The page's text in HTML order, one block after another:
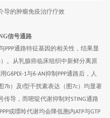
导的肿瘤免疫治疗疗效
信号通路
PPP通路特征基因的相关性，结果显
）。从乳腺癌临床组织中新鲜分离原
G6PDi-1与6-AN抑制 PPP通路后，人
7b）及 型干扰素表达（图7c）均显著
传导，而嘧啶代谢抑制对STING通路
PPP或嘌呤代谢均会降低胞内ATP与GTP